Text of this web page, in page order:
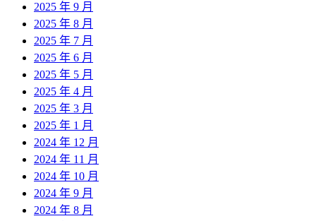
2025 年 9 月
2025 年 8 月
2025 年 7 月
2025 年 6 月
2025 年 5 月
2025 年 4 月
2025 年 3 月
2025 年 1 月
2024 年 12 月
2024 年 11 月
2024 年 10 月
2024 年 9 月
2024 年 8 月